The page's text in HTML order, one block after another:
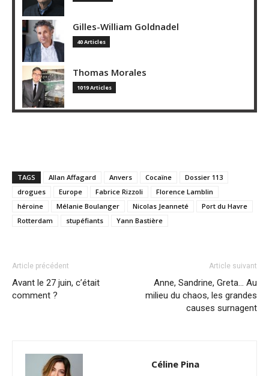
Gilles-William Goldnadel
40 Articles
Thomas Morales
1019 Articles
TAGS Allan Affagard Anvers Cocaïne
Dossier 113
drogues
Europe Fabrice Rizzoli
Florence Lamblin
héroine
Mélanie Boulanger Nicolas Jeanneté
Port du Havre
Rotterdam
stupéfiants Yann Bastière
Article précédent
Avant le 27 juin, c’était
comment ?
Article suivant
Anne, Sandrine, Greta… Au
milieu du chaos, les grandes
causes surnagent
Céline Pina